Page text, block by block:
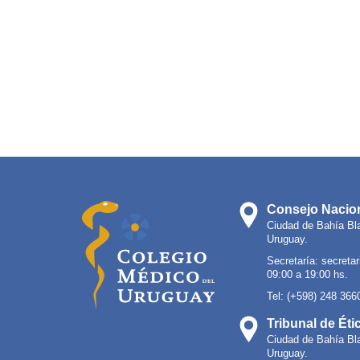
Consejo
Ciudad de Bahía
Uruguay.
Secretaría:
09:00 a 19:00 hs.
Tel: (+598) 248
Tribunal de
Ciudad de Bahía
Uruguay.